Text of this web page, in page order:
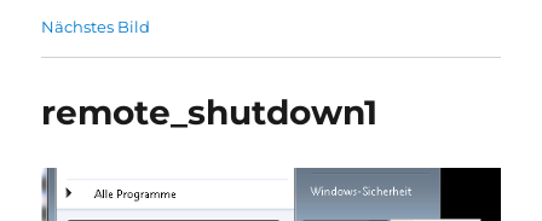
Nächstes Bild
remote_shutdown1